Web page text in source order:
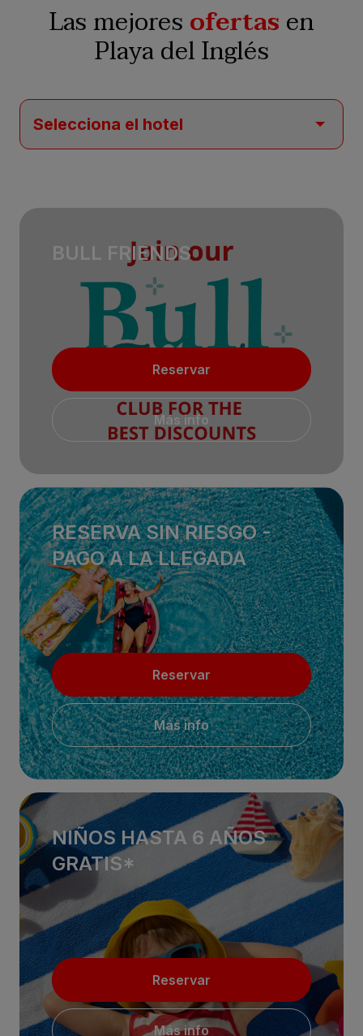
Las mejoresofertasen
Playa del Inglés
BULL FRIENDS
Reservar
Más info
RESERVA SIN RIESGO -
PAGO A LA LLEGADA
Reservar
Más info
NIÑOS HASTA 6 AÑOS
GRATIS*
Reservar
Más info